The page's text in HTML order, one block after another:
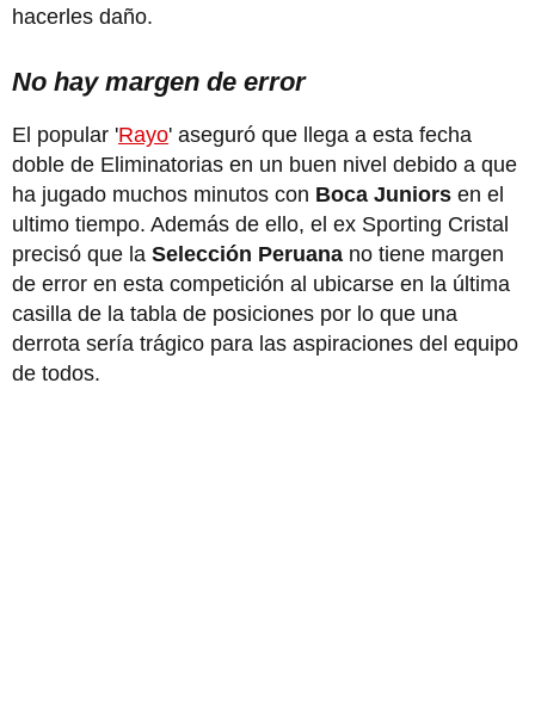
hacerles daño.
No hay margen de error
El popular 'Rayo' aseguró que llega a esta fecha
doble de Eliminatorias en un buen nivel debido a que
ha jugado muchos minutos con Boca Juniors en el
ultimo tiempo. Además de ello, el ex Sporting Cristal
precisó que la Selección Peruana no tiene margen
de error en esta competición al ubicarse en la última
casilla de la tabla de posiciones por lo que una
derrota sería trágico para las aspiraciones del equipo
de todos.